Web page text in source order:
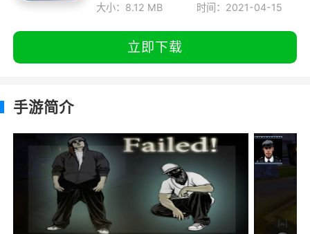
大小：8.12 MB
时间：2021-04-15
立即下载
手游简介